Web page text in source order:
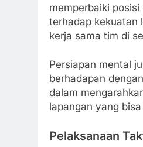
memperbaiki
terhadap kekuatan
kerja sama tim di
Persiapan mental
berhadapan
dalam
lapangan yang
Pelaksanaan